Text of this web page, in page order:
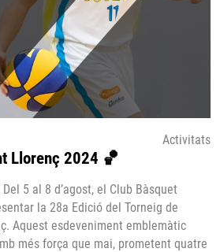
Activitats
Llorenç 2024 🏀
5 al 8 d’agost, el Club Bàsquet
la 28a Edició del Torneig de
Aquest esdeveniment emblemàtic
més força que mai, prometent quatre